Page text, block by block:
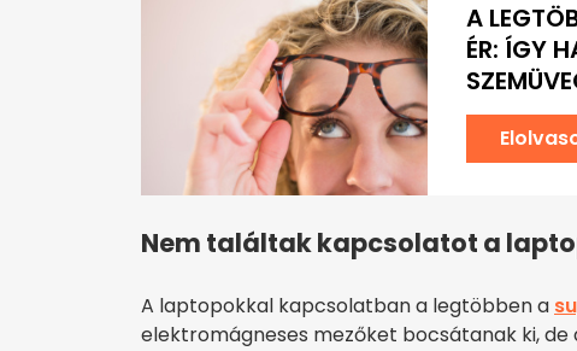
A
ÉR: ÍGY
Nem találtak kapcsolatot a
A laptopokkal kapcsolatban a legtöbben a
elektromágneses mezőket bocsátanak ki, de